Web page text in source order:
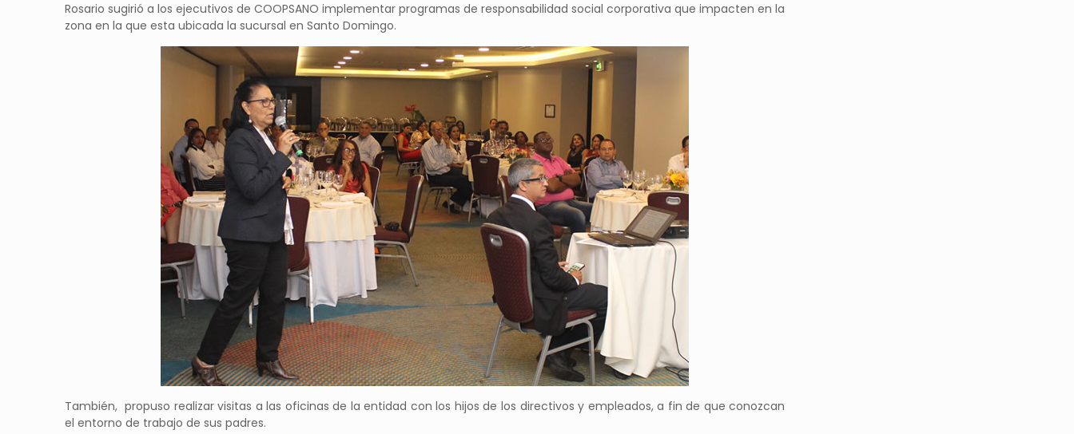
Rosario sugirió a los ejecutivos de COOPSANO implementar programas de responsabilidad social corporativa que impacten en la
zona en la que esta ubicada la sucursal en Santo Domingo.
También, propuso realizar visitas a las oficinas de la entidad con los hijos de los directivos y empleados, a fin de que conozcan
el entorno de trabajo de sus padres.